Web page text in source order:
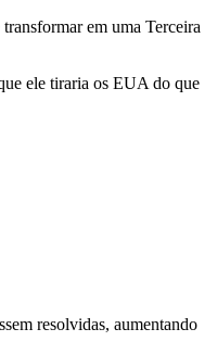
em uma Terceira
ele tiraria os EUA do que
resolvidas, aumentando